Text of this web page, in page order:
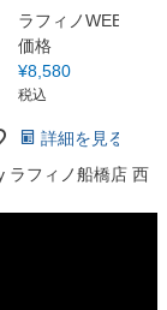
ラフィノWEB本店
価格
¥8,580
税込
詳細を見る
ラフィノ船橋店 西